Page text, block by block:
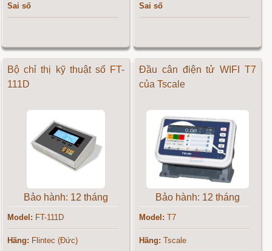
Sai số Sai số
Bộ chỉ thị kỹ thuật số FT-
111D
Bảo hành: 12 tháng
Model: FT-111D
Hãng: Flintec (Đức)
Đầu cân điện tử WIFI T7
của Tscale
Bảo hành: 12 tháng
Model: T7
Hãng: Tscale